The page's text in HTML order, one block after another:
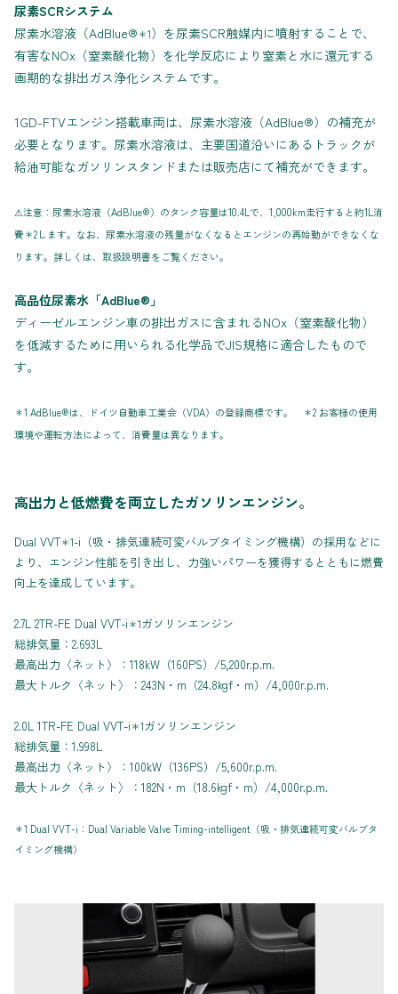
尿素SCRシステム
尿素水溶液（AdBlue®＊1）を尿素SCR触媒内に噴射することで、
有害なNOx（窒素酸化物）を化学反応により窒素と水に還元する
画期的な排出ガス浄化システムです。
1GD-FTVエンジン搭載車両は、尿素水溶液（AdBlue®）の補充が
必要となります。尿素水溶液は、主要国道沿いにあるトラックが
給油可能なガソリンスタンドまたは販売店にて補充ができます。
⚠注意：尿素水溶液（AdBlue®）のタンク容量は10.4Lで、1,000km走行すると約1L消
費＊2します。なお、尿素水溶液の残量がなくなるとエンジンの再始動ができなくな
ります。詳しくは、取扱説明書をご覧ください。
高品位尿素水「AdBlue®」
ディーゼルエンジン車の排出ガスに含まれるNOx（窒素酸化物）
を低減するために用いられる化学品でJIS規格に適合したもので
す。
＊1 AdBlue®は、ドイツ自動車工業会（VDA）の登録商標です。 ＊2 お客様の使用
環境や運転方法によって、消費量は異なります。
高出力と低燃費を両立したガソリンエンジン。
Dual VVT＊1-i（吸・排気連続可変バルブタイミング機構）の採用などに
より、エンジン性能を引き出し、力強いパワーを獲得するとともに燃費
向上を達成しています。
2.7L 2TR-FE Dual VVT-i＊1ガソリンエンジン
総排気量：2.693L
最高出力〈ネット〉：118kW（160PS）/5,200r.p.m.
最大トルク〈ネット〉：243N・m（24.8kgf・m）/4,000r.p.m.
2.0L 1TR-FE Dual VVT-i＊1ガソリンエンジン
総排気量：1.998L
最高出力〈ネット〉：100kW（136PS）/5,600r.p.m.
最大トルク〈ネット〉：182N・m（18.6kgf・m）/4,000r.p.m.
＊1 Dual VVT-i：Dual Variable Valve Timing-intelligent（吸・排気連続可変バルブタ
イミング機構）